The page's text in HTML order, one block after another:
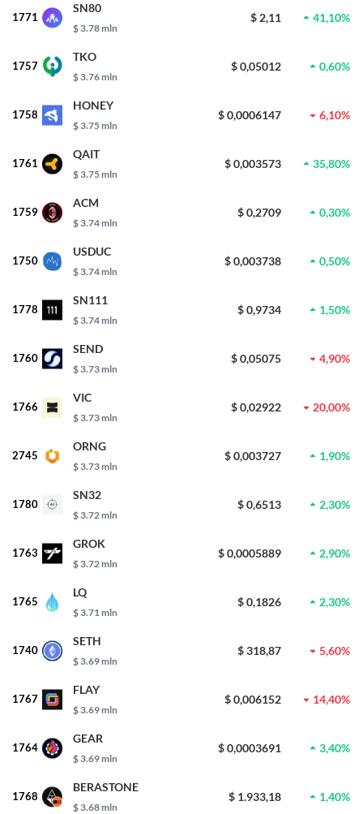
1771
SN80
$ 3.78 mln
$ 2,11 41,10%
1757
TKO
$ 3.76 mln
$ 0,05012 0,60%
1758
HONEY
$ 3.75 mln
$ 0,0006147 6,10%
1761
QAIT
$ 3.75 mln
$ 0,003573 35,80%
1759
ACM
$ 3.74 mln
$ 0,2709 0,30%
1750
USDUC
$ 3.74 mln
$ 0,003738 0,50%
1778
SN111
$ 3.74 mln
$ 0,9734 1,50%
1760
SEND
$ 3.73 mln
$ 0,05075 4,90%
1766
VIC
$ 3.73 mln
$ 0,02922 20,00%
2745
ORNG
$ 3.73 mln
$ 0,003727 1,90%
1780
SN32
$ 3.72 mln
$ 0,6513 2,30%
1763
GROK
$ 3.72 mln
$ 0,0005889 2,90%
1765
LQ
$ 3.71 mln
$ 0,1826 2,30%
1740
SETH
$ 3.69 mln
$ 318,87 5,60%
1767
FLAY
$ 3.69 mln
$ 0,006152 14,40%
1764
GEAR
$ 3.69 mln
$ 0,0003691 3,40%
1768
BERASTONE
$ 3.68 mln
$ 1.933,18 1,40%